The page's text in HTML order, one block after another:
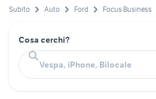
Subito Auto Ford Focus Business
Cosa cerchi?